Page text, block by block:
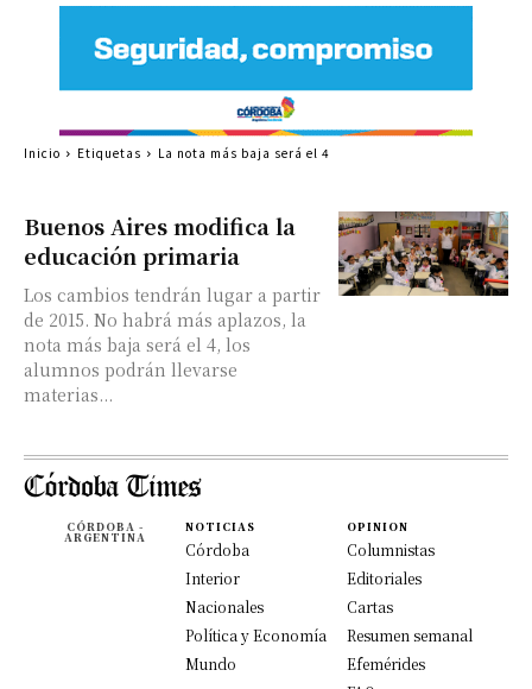
Buenos Aires modifica la
educación primaria
Los cambios tendrán lugar a partir
de 2015. No habrá más aplazos, la
nota más baja será el 4, los
alumnos podrán llevarse
materias...
Inicio Etiquetas La nota más baja será el 4
CÓRDOBA -
ARGENTINA
NOTICIAS
Córdoba
Interior
Nacionales
Política y Economía
Mundo
OPINION
Columnistas
Editoriales
Cartas
Resumen semanal
Efemérides